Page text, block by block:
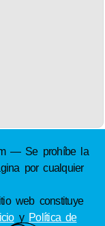
— Se prohíbe la
por cualquier
web constituye
y Política de